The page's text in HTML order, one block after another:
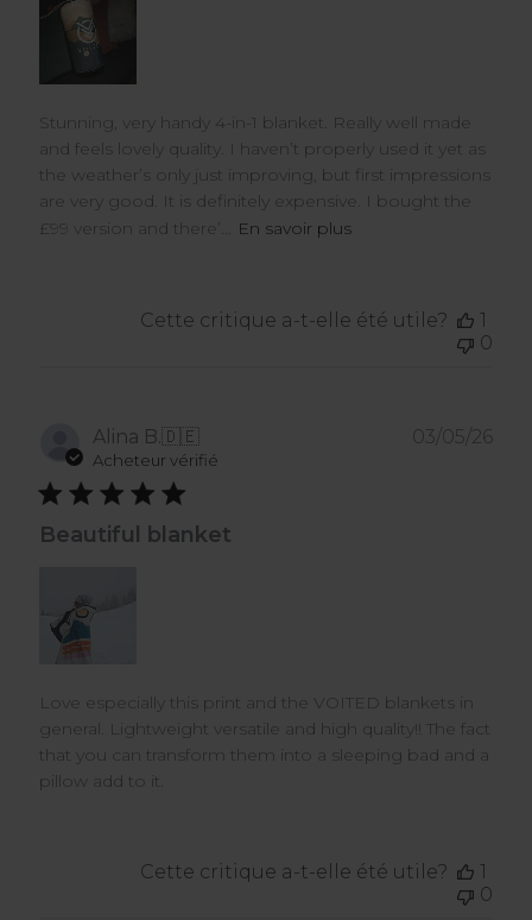
Stunning, very handy 4-in-1 blanket. Really well made
and feels lovely quality. I haven’t properly used it yet as
the weather’s only just improving, but first impressions
are very good. It is definitely expensive. I bought the
£99 version and there’... En savoir plus
Cette critique a-t-elle été utile?
1
0
Alina B.🇩🇪
Acheteur vérifié
Beautiful blanket
Love especially this print and the VOITED blankets in
general. Lightweight versatile and high quality!! The fact
that you can transform them into a sleeping bad and a
pillow add to it.
03/05/26
Cette critique a-t-elle été utile?
1
0